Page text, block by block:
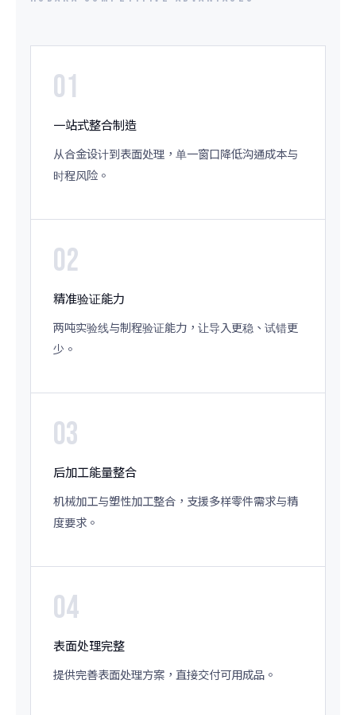
01
一站式整合制造
从合金设计到表面处理，单一窗口降低沟通成本与
时程风险。
02
精准验证能力
两吨实验线与制程验证能力，让导入更稳、试错更
少。
03
后加工能量整合
机械加工与塑性加工整合，支援多样零件需求与精
度要求。
04
表面处理完整
提供完善表面处理方案，直接交付可用成品。